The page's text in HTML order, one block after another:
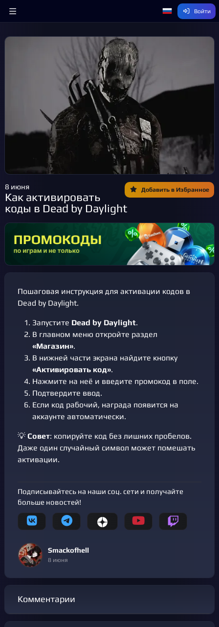
Войти
Добавить в Избранное
8 июня
Как активировать
коды в Dead by Daylight
Пошаговая инструкция для активации кодов в
Dead by Daylight.
Запустите Dead by Daylight.
В главном меню откройте раздел
«Магазин».
В нижней части экрана найдите кнопку
«Активировать код».
Нажмите на неё и введите промокод в поле.
Подтвердите ввод.
Если код рабочий, награда появится на
аккаунте автоматически.
💡 Совет: копируйте код без лишних пробелов.
Даже один случайный символ может помешать
активации.
Подписывайтесь на наши соц. сети и получайте
больше новостей!
Smackofhell
8 июня
Комментарии